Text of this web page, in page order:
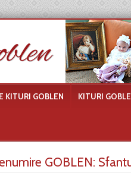
KITURI GOBLEN KITURI
GOBLEN: